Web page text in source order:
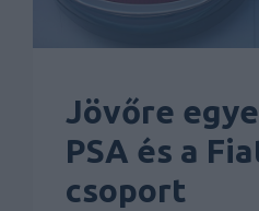
Jövőre
PSA és a
csoport